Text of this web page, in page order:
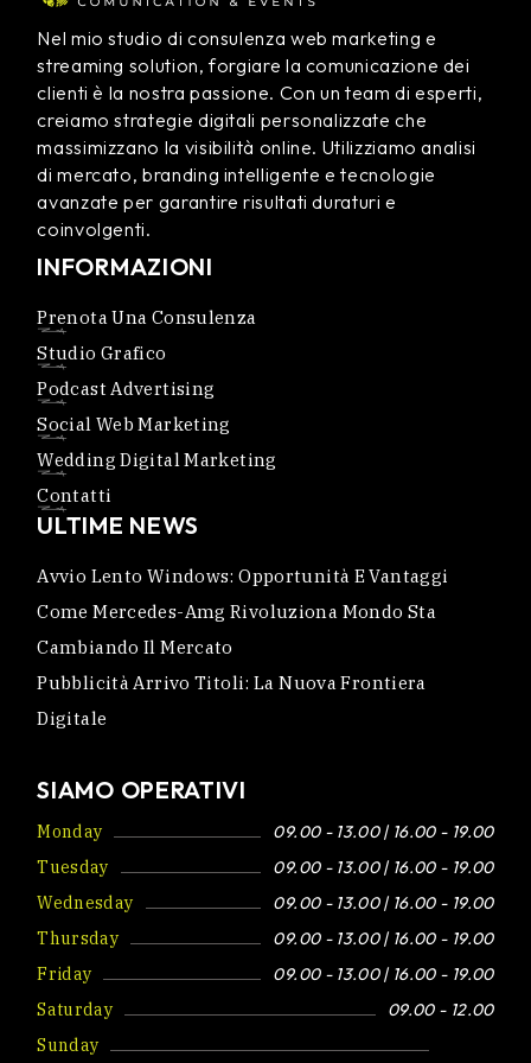
Nel mio studio di consulenza web marketing e
streaming solution, forgiare la comunicazione dei
clienti è la nostra passione. Con un team di esperti,
creiamo strategie digitali personalizzate che
massimizzano la visibilità online. Utilizziamo analisi
di mercato, branding intelligente e tecnologie
avanzate per garantire risultati duraturi e
coinvolgenti.
INFORMAZIONI
Prenota Una Consulenza
Studio Grafico
Podcast Advertising
Social Web Marketing
Wedding Digital Marketing
Contatti
ULTIME NEWS
Avvio Lento Windows: Opportunità E Vantaggi
Come Mercedes-Amg Rivoluziona Mondo Sta
Cambiando Il Mercato
Pubblicità Arrivo Titoli: La Nuova Frontiera
Digitale
SIAMO OPERATIVI
Monday
09.00 - 13.00 | 16.00 - 19.00
Tuesday
09.00 - 13.00 | 16.00 - 19.00
Wednesday
09.00 - 13.00 | 16.00 - 19.00
Thursday
09.00 - 13.00 | 16.00 - 19.00
Friday
09.00 - 13.00 | 16.00 - 19.00
Saturday
09.00 - 12.00
Sunday